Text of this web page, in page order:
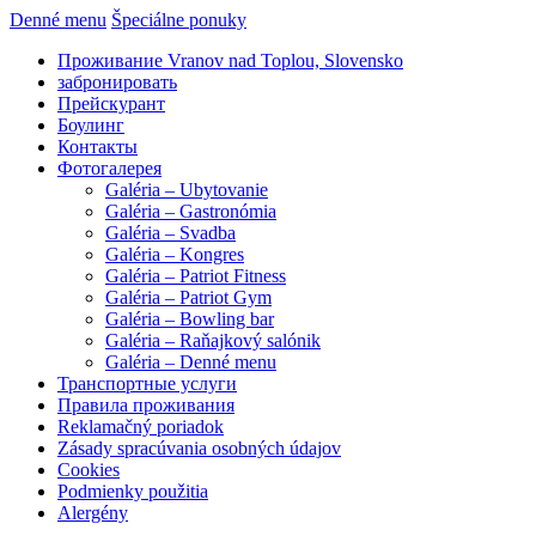
Denné menu Špeciálne ponuky
Проживание Vranov nad Toplou, Slovensko
забронировать
Прейскурант
Боулинг
Контакты
Фотогалерея
Galéria – Ubytovanie
Galéria – Gastronómia
Galéria – Svadba
Galéria – Kongres
Galéria – Patriot Fitness
Galéria – Patriot Gym
Galéria – Bowling bar
Galéria – Raňajkový salónik
Galéria – Denné menu
Транспортные услуги
Правила проживания
Reklamačný poriadok
Zásady spracúvania osobných údajov
Cookies
Podmienky použitia
Alergény